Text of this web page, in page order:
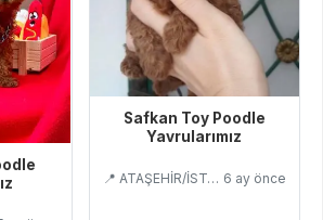
Safkan Toy Poodle
Yavrularımız
📍 ATAŞEHİR/İSTANBUL 6 ay önce